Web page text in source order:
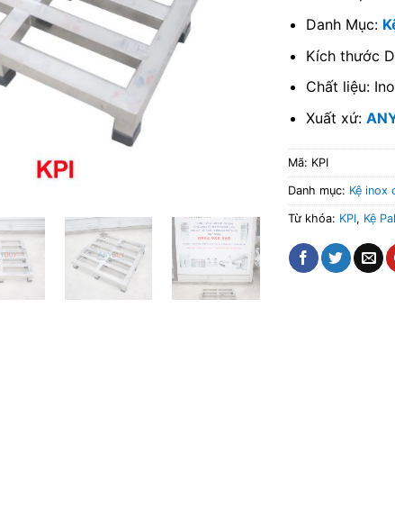
Danh Mục:
Kích thước
Chất liệu:
Xuất xứ:
Mã: KPI
Danh mục: Kệ inox
Từ khóa: KPI, Kệ